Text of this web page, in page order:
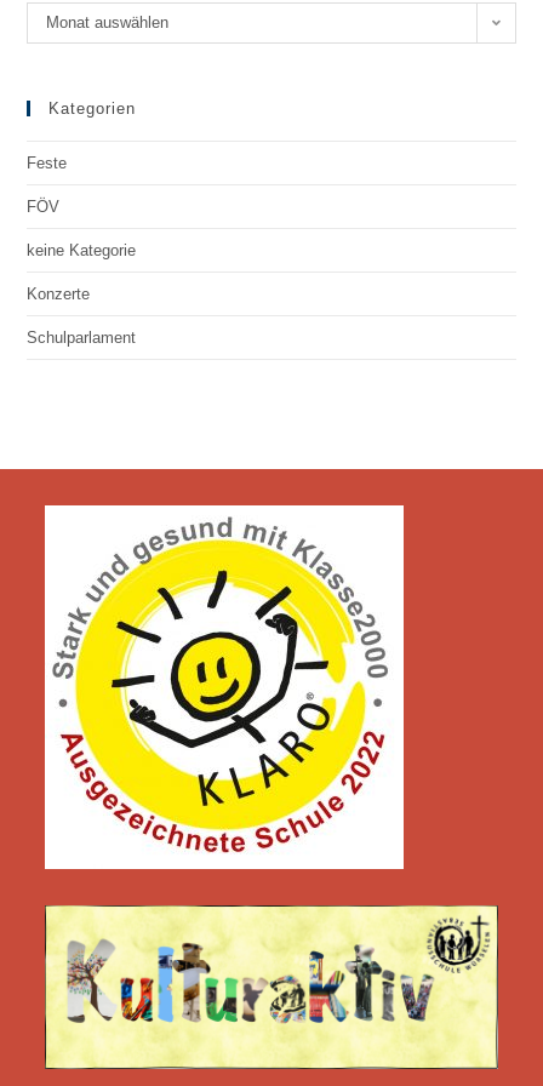
Monat auswählen
Kategorien
Feste
FÖV
keine Kategorie
Konzerte
Schulparlament